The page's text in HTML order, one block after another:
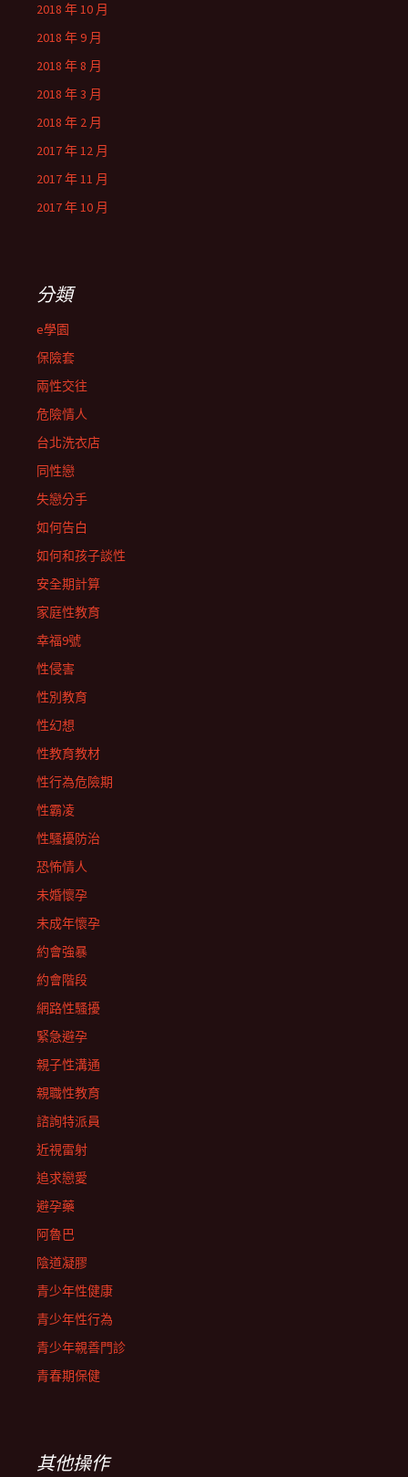
2018 年 10 月
2018 年 9 月
2018 年 8 月
2018 年 3 月
2018 年 2 月
2017 年 12 月
2017 年 11 月
2017 年 10 月
分類
e學園
保險套
兩性交往
危險情人
台北洗衣店
同性戀
失戀分手
如何告白
如何和孩子談性
安全期計算
家庭性教育
幸福9號
性侵害
性別教育
性幻想
性教育教材
性行為危險期
性霸凌
性騷擾防治
恐怖情人
未婚懷孕
未成年懷孕
約會強暴
約會階段
網路性騷擾
緊急避孕
親子性溝通
親職性教育
諮詢特派員
近視雷射
追求戀愛
避孕藥
阿魯巴
陰道凝膠
青少年性健康
青少年性行為
青少年親善門診
青春期保健
其他操作